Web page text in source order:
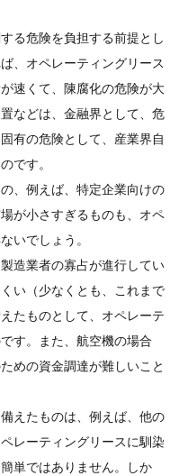
る危険を負担する前提とし
、オペレーティングリース
速くて、陳腐化の危険が大
などは、金融界として、危
有の危険として、産業界自
です。
、例えば、特定企業向けの
が小さすぎるものも、オペ
いでしょう。
造業者の寡占が進行してい
い（少なくとも、これまで
たものとして、オペレーテ
す。また、航空機の場合
めの資金調達が難しいこと
えたものは、例えば、他の
レーティングリースに馴染
単ではありません。しか